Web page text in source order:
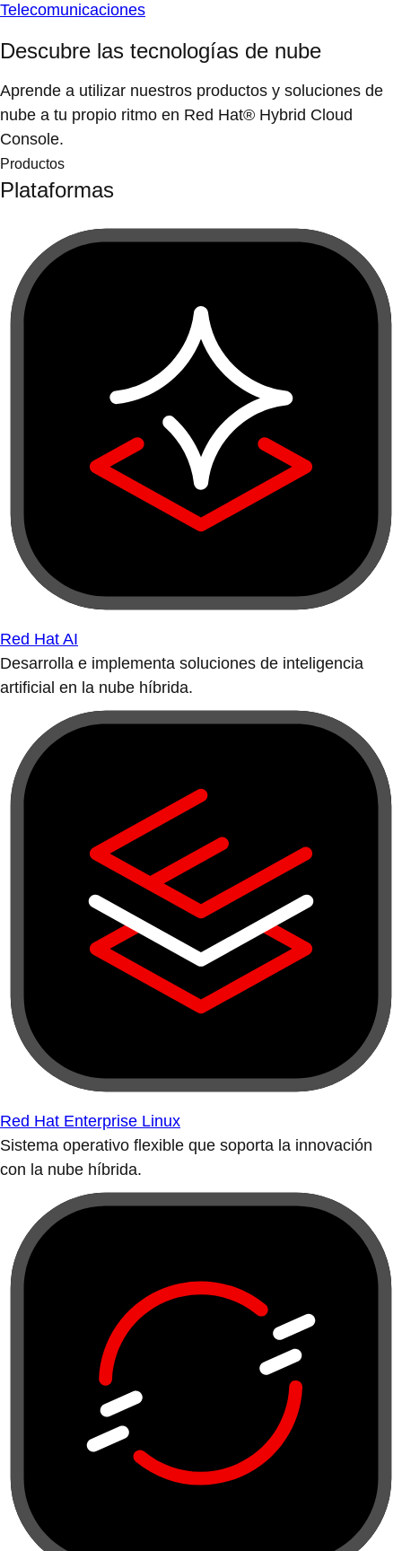
Telecomunicaciones
Descubre las tecnologías de nube
Aprende a utilizar nuestros productos y soluciones de
nube a tu propio ritmo en Red Hat® Hybrid Cloud
Console.
Productos
Plataformas
Red Hat AI
Desarrolla e implementa soluciones de inteligencia
artificial en la nube híbrida.
Red Hat Enterprise Linux
Sistema operativo flexible que soporta la innovación
con la nube híbrida.